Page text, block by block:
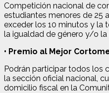
Competición nacional de
estudiantes menores de 25
exceder los 10 minutos y la
la igualdad de género y/o la
• Premio al Mejor
Podrán participar todos los
la sección oficial nacional,
domicilio fiscal en la